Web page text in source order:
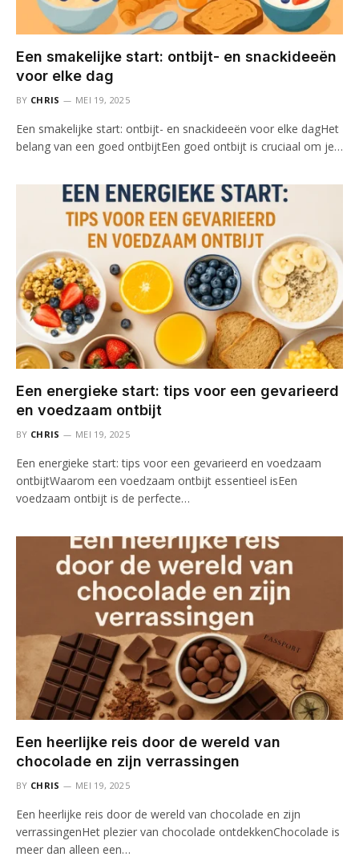
Een smakelijke start: ontbijt- en snackideeën
voor elke dag
BY CHRIS MEI 19, 2025
Een smakelijke start: ontbijt- en snackideeën voor elke dagHet
belang van een goed ontbijtEen goed ontbijt is cruciaal om je…
Een energieke start: tips voor een gevarieerd
en voedzaam ontbijt
BY CHRIS MEI 19, 2025
Een energieke start: tips voor een gevarieerd en voedzaam
ontbijtWaarom een voedzaam ontbijt essentieel isEen
voedzaam ontbijt is de perfecte…
Een heerlijke reis door de wereld van
chocolade en zijn verrassingen
BY CHRIS MEI 19, 2025
Een heerlijke reis door de wereld van chocolade en zijn
verrassingenHet plezier van chocolade ontdekkenChocolade is
meer dan alleen een…